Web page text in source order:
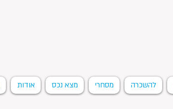
להשכרה מסחרי מצא נכס אודות